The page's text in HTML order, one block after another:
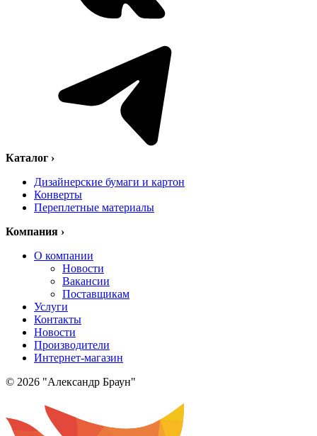
Каталог ›
Дизайнерские бумаги и картон
Конверты
Переплетные материалы
Компания ›
О компании
Новости
Вакансии
Поставщикам
Услуги
Контакты
Новости
Производители
Интернет-магазин
© 2026 "Александр Браун"